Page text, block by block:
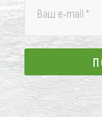
Ваш e-mail *